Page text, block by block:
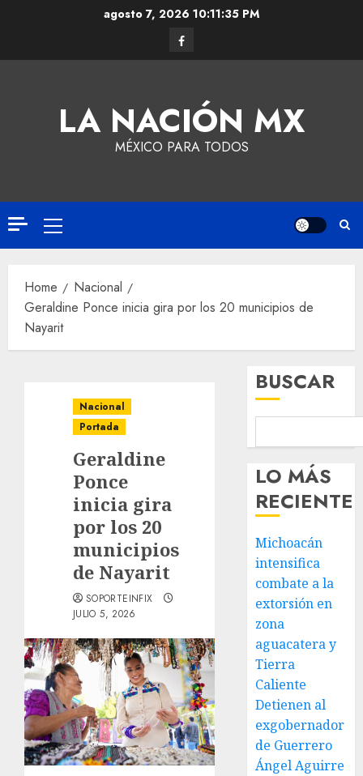
agosto 7, 2026 10:11:35 PM
LA NACIÓN MX
MÉXICO PARA TODOS
Home
Nacional
Geraldine Ponce inicia gira por los 20 municipios de
Nayarit
Nacional
Portada
Geraldine
Ponce
inicia gira
por los 20
municipios
de Nayarit
SOPORTEINFIX
JULIO 5, 2026
BUSCAR
LO MÁS
RECIENTE
Michoacán
intensifica
combate a la
extorsión en
zona
aguacatera y
Tierra
Caliente
Detienen al
exgobernador
de Guerrero
Ángel Aguirre